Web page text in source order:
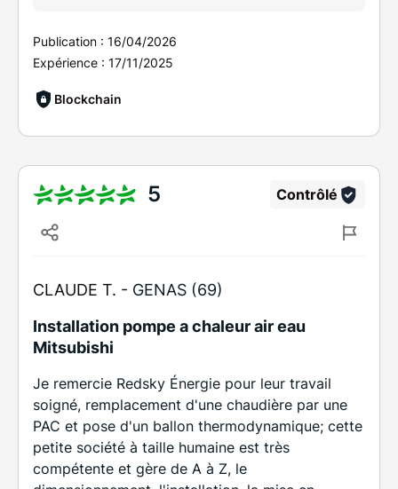
Publication : 16/04/2026
Expérience : 17/11/2025
Blockchain
5 Contrôlé
CLAUDE T. - GENAS (69)
Installation pompe a chaleur air eau
Mitsubishi
Je remercie Redsky Énergie pour leur travail
soigné, remplacement d'une chaudière par une
PAC et pose d'un ballon thermodynamique; cette
petite société à taille humaine est très
compétente et gère de A à Z, le